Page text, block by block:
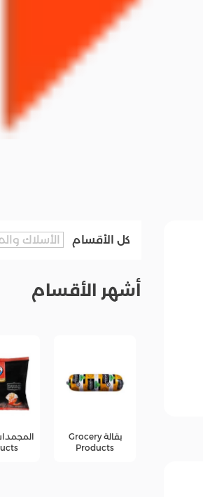
كل الأقسام
أشهر الأقسام
المجمدات Frozen
products
حلويات Candies